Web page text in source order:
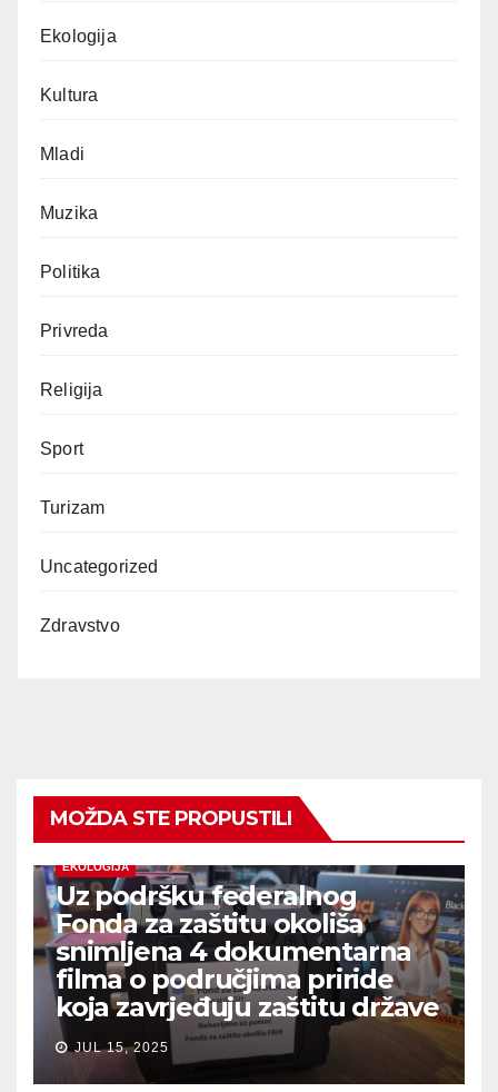
Ekologija
Kultura
Mladi
Muzika
Politika
Privreda
Religija
Sport
Turizam
Uncategorized
Zdravstvo
MOŽDA STE PROPUSTILI
EKOLOGIJA
Uz podršku federalnog
Fonda za zaštitu okoliša
snimljena 4 dokumentarna
filma o područjima priride
koja zavrjeđuju zaštitu države
JUL 15, 2025